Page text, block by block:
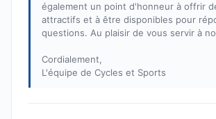
également un point d'honneur à offrir
attractifs et à être disponibles pour
questions. Au plaisir de vous servir à
Cordialement,
L'équipe de Cycles et Sports